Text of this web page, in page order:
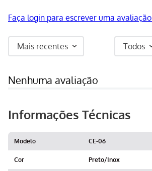
Faça login para escrever uma avaliação.
Mais recentes Todos
Nenhuma avaliação
Informações Técnicas
Modelo CE-06
Cor Preto/Inox